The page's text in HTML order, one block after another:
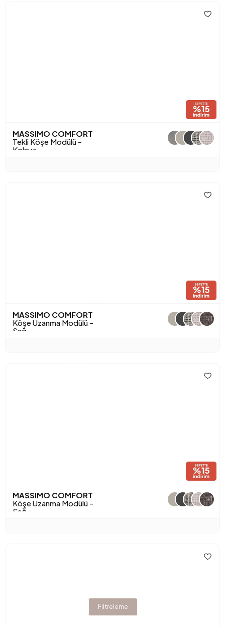
Filtreleme
MASSIMO COMFORT
Tekli Köşe Modülü -
Kolsuz
+1
MASSIMO COMFORT
Köşe Uzanma Modülü -
Sağ
+1
MASSIMO COMFORT
Köşe Uzanma Modülü -
Sağ
+1